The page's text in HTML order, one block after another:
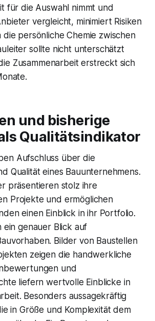
für die Auswahl nimmt und
vergleicht, minimiert Risiken
persönliche Chemie zwischen
sollte nicht unterschätzt
Zusammenarbeit erstreckt sich
und bisherige
Qualitätsindikator
Aufschluss über die
Qualität eines Bauunternehmens.
präsentieren stolz ihre
Projekte und ermöglichen
einen Einblick in ihr Portfolio.
ein genauer Blick auf
Bilder von Baustellen
zeigen die handwerkliche
und
liefern wertvolle Einblicke in
Besonders aussagekräftig
in Größe und Komplexität dem